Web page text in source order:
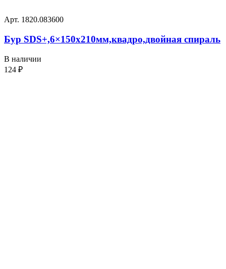
Арт. 1820.083600
Бур SDS+,6×150х210мм,квадро,двойная спираль
В наличии
124 ₽